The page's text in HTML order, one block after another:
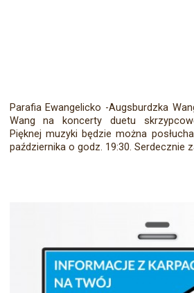
Parafia Ewangelicko -Augsburdzka
Wang na koncerty duetu
Pięknej muzyki będzie można
października o godz. 19:30. Serdecznie